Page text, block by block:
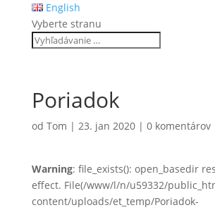
English
Vyberte stranu
Poriadok
od Tom | 23. jan 2020| 0 komentárov
Warning: file_exists(): open_basedir
effect. File(/www/l/n/u59332/
content/uploads/et_temp/Poriadok-